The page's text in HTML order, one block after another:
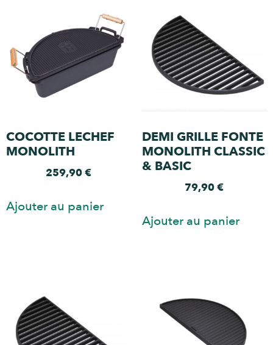
COCOTTE LECHEF
MONOLITH
259,90€
Ajouter au panier
DEMI GRILLE FONTE
MONOLITH CLASSIC
& BASIC
79,90€
Ajouter au panier